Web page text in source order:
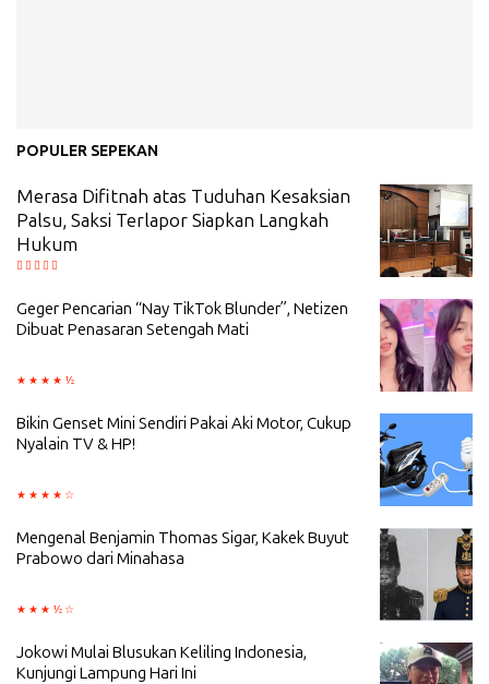
POPULER SEPEKAN
Merasa Difitnah atas Tuduhan Kesaksian
Palsu, Saksi Terlapor Siapkan Langkah
Hukum
Geger Pencarian “Nay TikTok Blunder”, Netizen
Dibuat Penasaran Setengah Mati
Bikin Genset Mini Sendiri Pakai Aki Motor, Cukup
Nyalain TV & HP!
Mengenal Benjamin Thomas Sigar, Kakek Buyut
Prabowo dari Minahasa
Jokowi Mulai Blusukan Keliling Indonesia,
Kunjungi Lampung Hari Ini